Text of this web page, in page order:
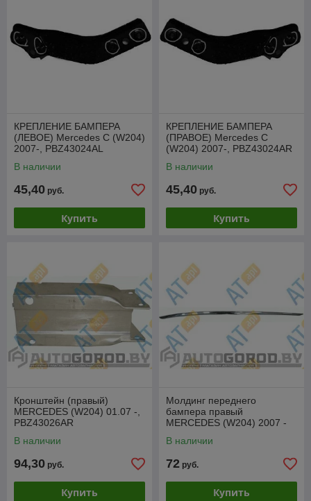
КРЕПЛЕНИЕ БАМПЕРА
(ЛЕВОЕ) Mercedes C (W204)
2007-, PBZ43024AL
В наличии
45,40 руб.
Купить
КРЕПЛЕНИЕ БАМПЕРА
(ПРАВОЕ) Mercedes C
(W204) 2007-, PBZ43024AR
В наличии
45,40 руб.
Купить
Кронштейн (правый)
MERCEDES (W204) 01.07 -,
PBZ43026AR
В наличии
94,30 руб.
Купить
Молдинг переднего
бампера правый
MERCEDES (W204) 2007 -
В наличии
72 руб.
Купить